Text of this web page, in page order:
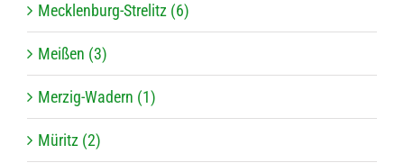
Mecklenburg-Strelitz (6)
Meißen (3)
Merzig-Wadern (1)
Müritz (2)